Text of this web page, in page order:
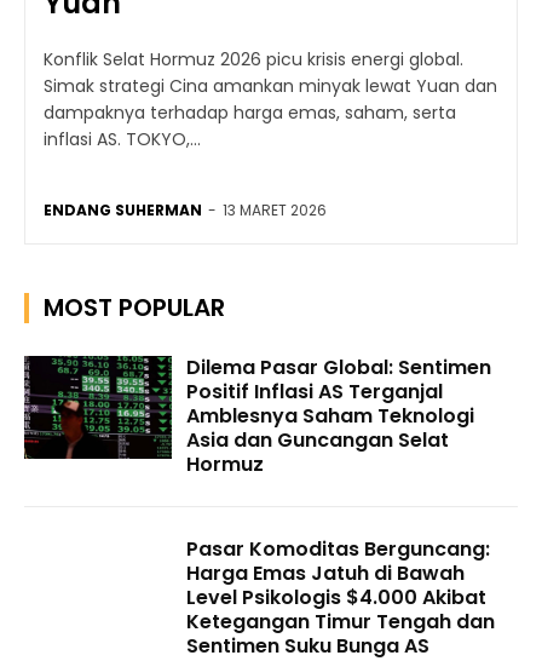
Konflik Selat Hormuz 2026 picu krisis energi global.
Simak strategi Cina amankan minyak lewat Yuan dan
dampaknya terhadap harga emas, saham, serta
inflasi AS. TOKYO,...
ENDANG SUHERMAN - 13 MARET 2026
MOST POPULAR
Dilema Pasar Global: Sentimen
Positif Inflasi AS Terganjal
Amblesnya Saham Teknologi
Asia dan Guncangan Selat
Hormuz
Pasar Komoditas Berguncang:
Harga Emas Jatuh di Bawah
Level Psikologis $4.000 Akibat
Ketegangan Timur Tengah dan
Sentimen Suku Bunga AS